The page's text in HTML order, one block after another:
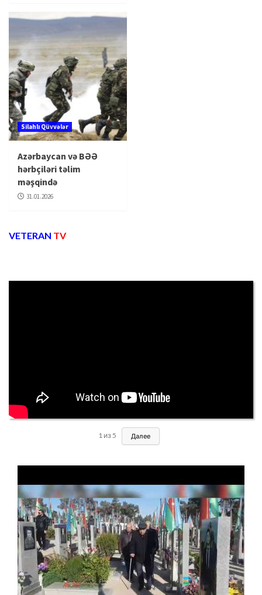
Silahlı Qüvvələr
Azərbaycan və BƏƏ
hərbçiləri təlim
məşqində
31.01.2026
VETERAN TV
1 из 5 Далее